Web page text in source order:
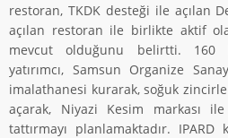
restoran, TKDK desteği ile açılan
açılan restoran ile birlikte aktif
mevcut olduğunu belirtti. 160
yatırımcı, Samsun Organize
imalathanesi kurarak, soğuk
açarak, Niyazi Kesim markası
tattırmayı planlamaktadır. IPARD